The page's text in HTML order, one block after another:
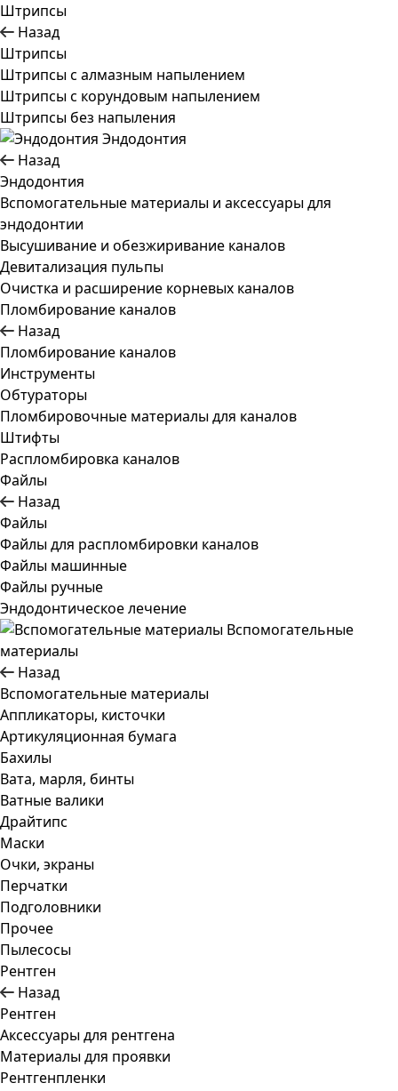
Штрипсы
Назад
Штрипсы
Штрипсы c алмазным напылением
Штрипсы c корундовым напылением
Штрипсы без напыления
Эндодонтия
Назад
Эндодонтия
Вспомогательные материалы и аксессуары для
эндодонтии
Высушивание и обезжиривание каналов
Девитализация пульпы
Очистка и расширение корневых каналов
Пломбирование каналов
Назад
Пломбирование каналов
Инструменты
Обтураторы
Пломбировочные материалы для каналов
Штифты
Распломбировка каналов
Файлы
Назад
Файлы
Файлы для распломбировки каналов
Файлы машинные
Файлы ручные
Эндодонтическое лечение
Вспомогательные
материалы
Назад
Вспомогательные материалы
Аппликаторы, кисточки
Артикуляционная бумага
Бахилы
Вата, марля, бинты
Ватные валики
Драйтипс
Маски
Очки, экраны
Перчатки
Подголовники
Прочее
Пылесосы
Рентген
Назад
Рентген
Аксессуары для рентгена
Материалы для проявки
Рентгенпленки